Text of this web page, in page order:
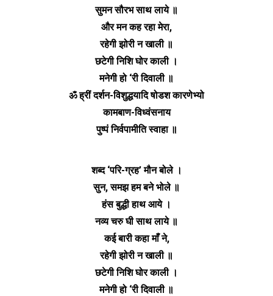
सुमन सौरभ साथ लाये ॥
और मन कह रहा मेरा,
रहेगी झोरी न खाली ॥
छटेगी निशि घोर काली ।
मनेगी हो ‘री दिवाली ॥
ॐ ह्रीं दर्शन-विशुद्धयादि षोडश कारणेभ्यो
कामबाण-विध्वंसनाय
पुष्पं निर्वपामीति स्वाहा ॥
शब्द ‘परि-ग्रह’ मौन बोले ।
सुन, समझ हम बने भोले ॥
हंस बुद्धी हाथ आये ।
नव्य चरु घी साथ लाये ॥
कई बारी कहा माँ ने,
रहेगी झोरी न खाली ॥
छटेगी निशि घोर काली ।
मनेगी हो ‘री दिवाली ॥